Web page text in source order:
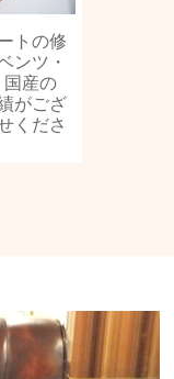
トの修
ンツ・
国産の
がござ
くださ